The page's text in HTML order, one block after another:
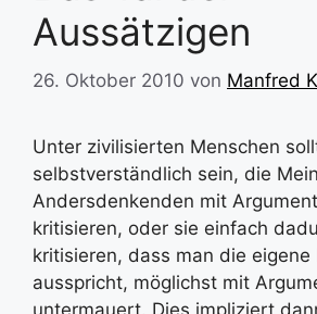
Aussätzigen
26. Oktober 2010 von Manfred
Unter zivilisierten Menschen
selbstverständlich sein, die
Andersdenkenden mit
kritisieren, oder sie einfach
kritisieren, dass man die eigene
ausspricht, möglichst mit
untermauert. Dies impliziert